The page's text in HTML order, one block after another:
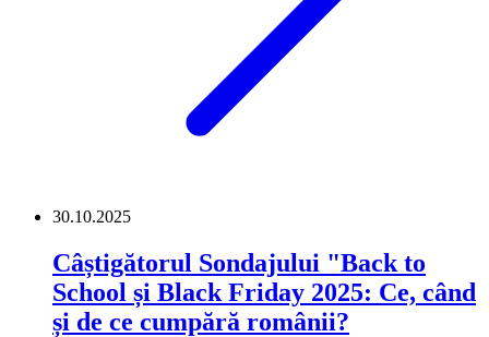
30.10.2025
Câștigătorul Sondajului "Back to
School și Black Friday 2025: Ce, când
și de ce cumpără românii?